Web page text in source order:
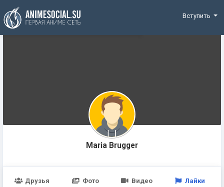
Funding
Вступить
Maria Brugger
Друзья Фото Видео Лайки